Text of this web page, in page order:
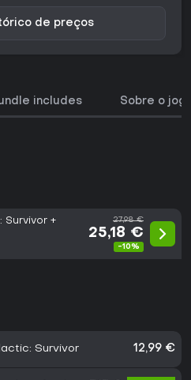
de preços
includes Sobre o
Survivor +
27,98 €
25,18 €
-10%
Survivor 12,99 €